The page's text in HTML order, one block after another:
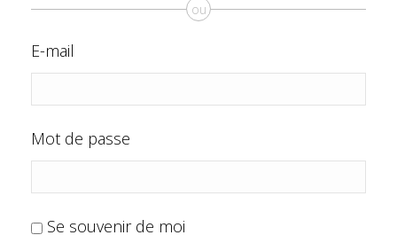
ou
E-mail
Mot de passe
Se souvenir de moi